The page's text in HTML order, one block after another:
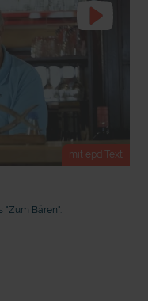
Giovanni
mit epd Text
"Zum Bären".